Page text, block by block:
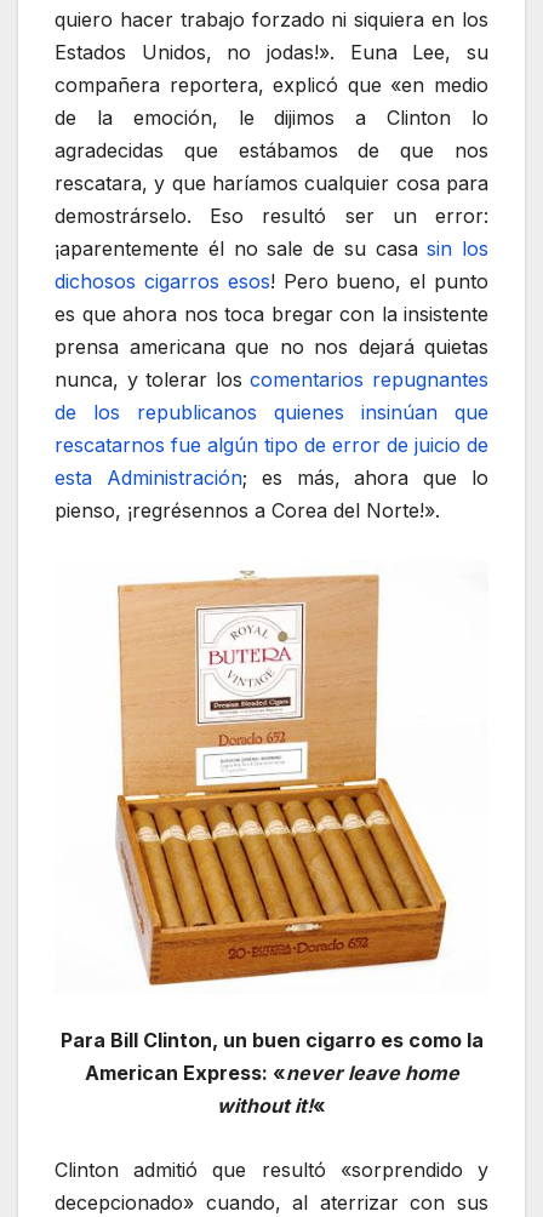
quiero hacer trabajo forzado ni siquiera en los
Estados Unidos, no jodas!». Euna Lee, su
compañera reportera, explicó que «en medio
de la emoción, le dijimos a Clinton lo
agradecidas que estábamos de que nos
rescatara, y que haríamos cualquier cosa para
demostrárselo. Eso resultó ser un error:
¡aparentemente él no sale de su casasin los
dichosos cigarros esos! Pero bueno, el punto
es que ahora nos toca bregar con la insistente
prensa americana que no nos dejará quietas
nunca, y tolerar loscomentarios repugnantes
de los republicanos quienes insinúan que
rescatarnos fue algún tipo de error de juicio de
esta Administración; es más, ahora que lo
pienso, ¡regrésennos a Corea del Norte!».
Para Bill Clinton, un buen cigarro es como la
American Express: «never leave home
without it!«
Clinton admitió que resultó «sorprendido y
decepcionado» cuando, al aterrizar con sus